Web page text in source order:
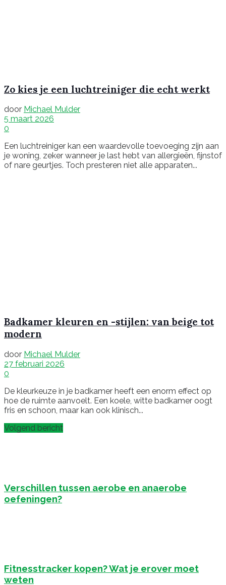
Zo kies je een luchtreiniger die echt werkt
door Michael Mulder
5 maart 2026
0
Een luchtreiniger kan een waardevolle toevoeging zijn aan
je woning, zeker wanneer je last hebt van allergieën, fijnstof
of nare geurtjes. Toch presteren niet alle apparaten...
Badkamer kleuren en -stijlen: van beige tot
modern
door Michael Mulder
27 februari 2026
0
De kleurkeuze in je badkamer heeft een enorm effect op
hoe de ruimte aanvoelt. Een koele, witte badkamer oogt
fris en schoon, maar kan ook klinisch...
Volgend bericht
Verschillen tussen aerobe en anaerobe
oefeningen?
Fitnesstracker kopen? Wat je erover moet
weten